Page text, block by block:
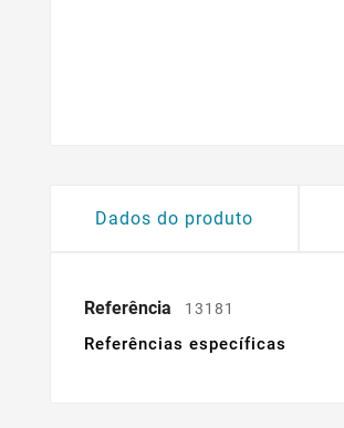
Dados do produto
Referência 13181
Referências específicas